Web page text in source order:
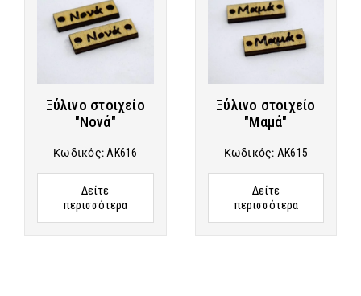
Ξύλινο στοιχείο
"Νονά"
Κωδικός: AK616
Δείτε
περισσότερα
Ξύλινο στοιχείο
"Μαμά"
Κωδικός: AK615
Δείτε
περισσότερα